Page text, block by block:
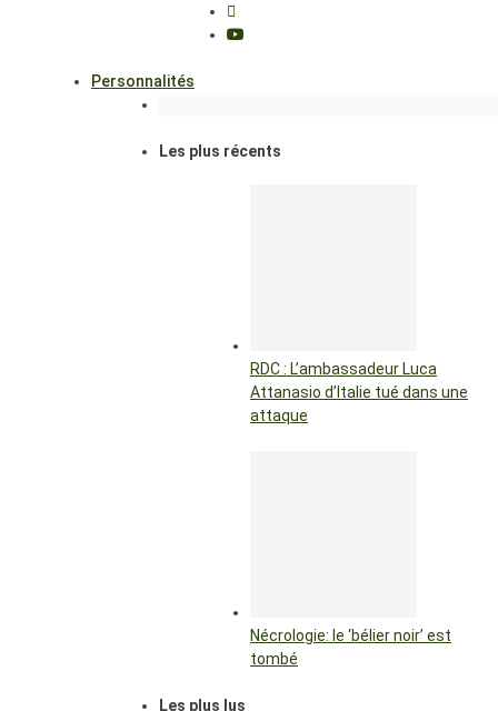
Personnalités
Les plus récents
RDC : L’ambassadeur Luca
Attanasio d’Italie tué dans une
attaque
Nécrologie: le ‘bélier noir’ est
tombé
Les plus lus